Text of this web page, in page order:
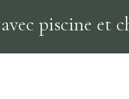
piscine et